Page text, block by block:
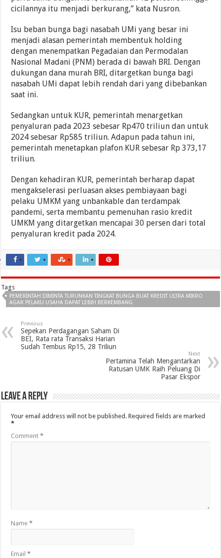
cicilannya itu menjadi berkurang,” kata Nusron.
Isu beban bunga bagi nasabah UMi yang besar ini
menjadi alasan pemerintah membentuk holding
dengan menempatkan Pegadaian dan Permodalan
Nasional Madani (PNM) berada di bawah BRI. Dengan
dukungan dana murah BRI, ditargetkan bunga bagi
nasabah UMi dapat lebih rendah dari yang dibebankan
saat ini.
Sedangkan untuk KUR, pemerintah menargetkan
penyaluran pada 2023 sebesar Rp470 triliun dan untuk
2024 sebesar Rp585 triliun. Adapun pada tahun ini,
pemerintah menetapkan plafon KUR sebesar Rp 373,17
triliun.
Dengan kehadiran KUR, pemerintah berharap dapat
mengakselerasi perluasan akses pembiayaan bagi
pelaku UMKM yang unbankable dan terdampak
pandemi, serta membantu pemenuhan rasio kredit
UMKM yang ditargetkan mencapai 30 persen dari total
penyaluran kredit pada 2024.
Tags
PEMERINTAH DIMINTA TURUNKAN TINGKAT BUNGA BUAT KREDIT ULTRA MIKRO
AGAR PELAKU USAHA DAPAT LEBIH BERKEMBANG
Previous
Sepekan Perdagangan Saham Di
BEI, Rata rata Transaksi Harian
Sudah Tembus Rp15, 28 Triliun
Next
Pertamina Telah Mengantarkan
Ratusan UMK Raih Peluang Di
Pasar Ekspor
Leave a Reply
Your email address will not be published. Required fields are marked
*
Comment*
Name*
Email*